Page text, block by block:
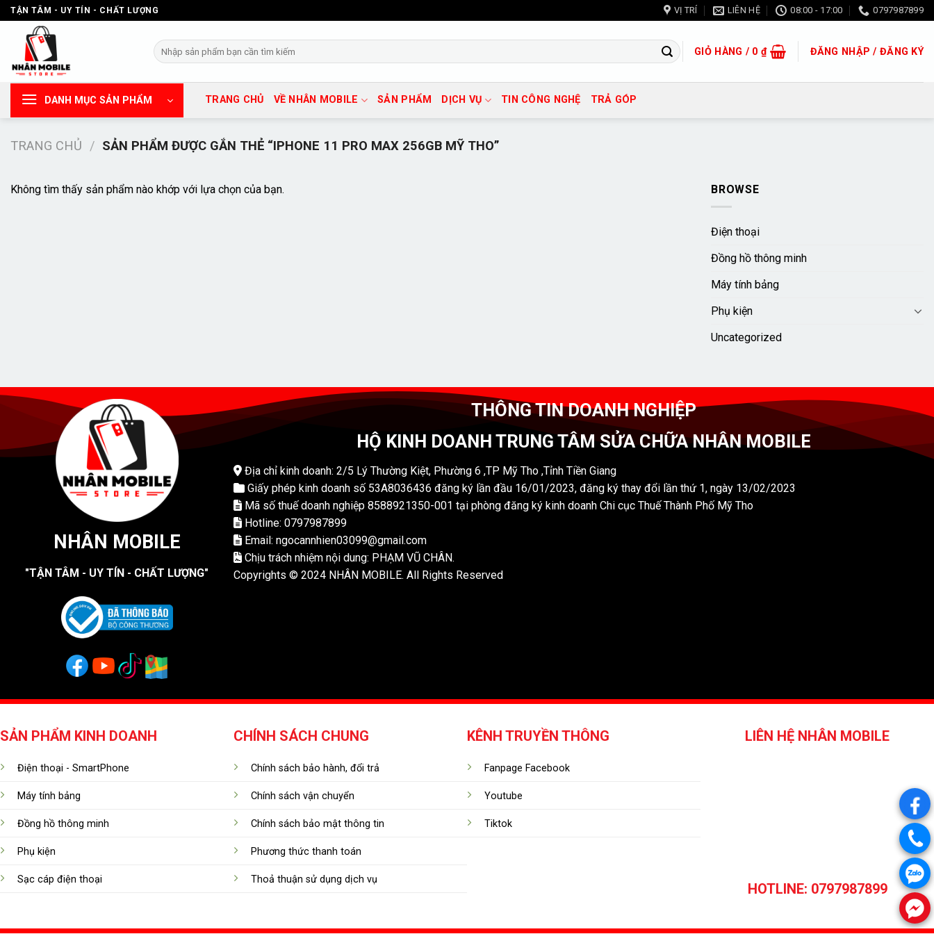
Chuyển
đến
TẬN TÂM - UY TÍN - CHẤT LƯỢNG VỊ TRÍ LIÊN HỆ 08:00 - 17:00 0797987899
Tìm
kiếm:
GIỎ HÀNG / 0 ₫ ĐĂNG NHẬP / ĐĂNG KÝ
DANH MỤC SẢN PHẨM TRANG CHỦ VỀ NHÂN MOBILE SẢN PHẨM DỊCH VỤ TIN CÔNG NGHỆ TRẢ GÓP
TRANG CHỦ / SẢN PHẨM ĐƯỢC GẮN THẺ “IPHONE 11 PRO MAX 256GB MỸ THO”
Không tìm thấy sản phẩm nào khớp với lựa chọn của bạn. BROWSE
Điện thoại
Đồng hồ thông minh
Máy tính bảng
Phụ kiện
Uncategorized
NHÂN MOBILE
"TẬN TÂM - UY TÍN - CHẤT LƯỢNG"
THÔNG TIN DOANH NGHIỆP
HỘ KINH DOANH TRUNG TÂM SỬA CHỮA NHÂN MOBILE
Địa chỉ kinh doanh: 2/5 Lý Thường Kiệt, Phường 6 ,TP Mỹ Tho ,Tỉnh Tiền Giang
Giấy phép kinh doanh số 53A8036436 đăng ký lần đầu 16/01/2023, đăng ký thay đổi lần thứ 1, ngày 13/02/2023
Mã số thuế doanh nghiệp 8588921350-001 tại phòng đăng ký kinh doanh Chi cục Thuế Thành Phố Mỹ Tho
Hotline: 0797987899
Email: ngocannhien03099@gmail.com
Chịu trách nhiệm nội dung: PHẠM VŨ CHÂN.
Copyrights © 2024 NHÂN MOBILE. All Rights Reserved
SẢN PHẨM KINH DOANH
Điện thoại - SmartPhone
Máy tính bảng
Đồng hồ thông minh
Phụ kiện
Sạc cáp điện thoại
CHÍNH SÁCH CHUNG
Chính sách bảo hành, đổi trả
Chính sách vận chuyển
Chính sách bảo mật thông tin
Phương thức thanh toán
Thoả thuận sử dụng dịch vụ
KÊNH TRUYỀN THÔNG
Fanpage Facebook
Youtube
Tiktok
LIÊN HỆ NHÂN MOBILE
HOTLINE: 0797987899
.
.
.
.